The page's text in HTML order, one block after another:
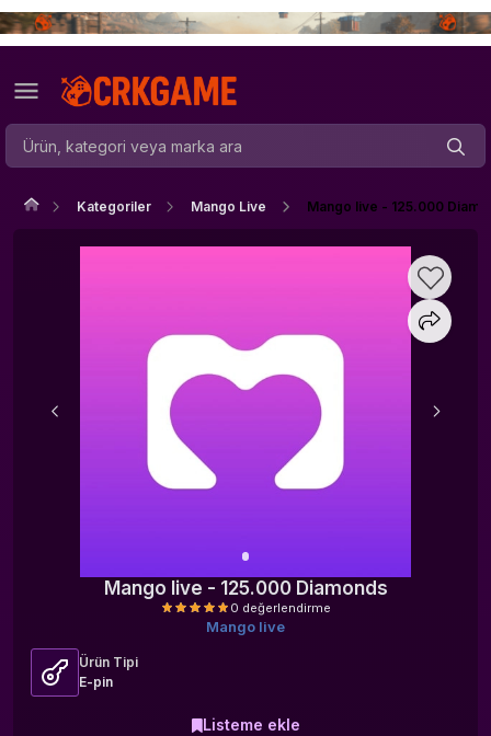
Kategoriler Mango Live Mango live - 125.000
Mango live - 125.000 Diamonds
Mango live
Ürün Tipi
E-pin
Listeme ekle